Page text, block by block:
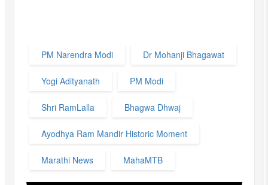
PM Narendra Modi Dr Mohanji Bhagawat
Yogi Adityanath PM Modi
Shri RamLalla Bhagwa Dhwaj
Ayodhya Ram Mandir Historic Moment
Marathi News MahaMTB